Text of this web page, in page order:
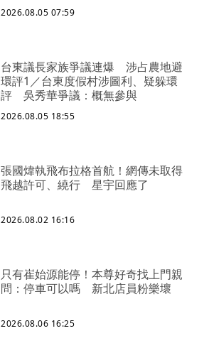
2026.08.05 07:59
台東議長家族爭議連爆 涉占農地避
環評1／台東度假村涉圖利、疑躲環
評 吳秀華爭議：概無參與
2026.08.05 18:55
張國煒執飛布拉格首航！網傳未取得
飛越許可、繞行 星宇回應了
2026.08.02 16:16
只有崔始源能停！本尊好奇找上門親
問：停車可以嗎 新北店員粉樂壞
2026.08.06 16:25